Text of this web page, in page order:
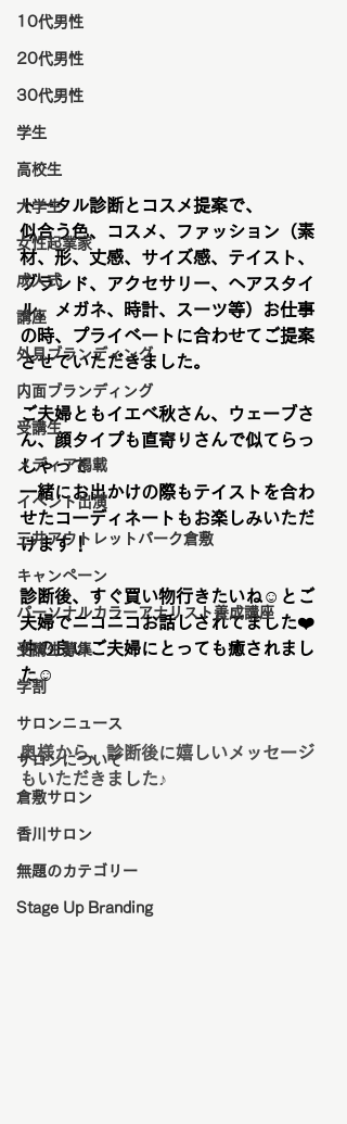
10代男性
20代男性
30代男性
学生
高校生
大学生
女性起業家
成人式
講座
外見ブランディング
内面ブランディング
受講生
メディア掲載
イベント出演
三井アウトレットパーク倉敷
キャンペーン
パーソナルカラーアナリスト養成講座
受講生募集
学割
サロンニュース
サロンについて
倉敷サロン
香川サロン
無題のカテゴリー
Stage Up Branding
トータル診断とコスメ提案で、
似合う色、コスメ、ファッション（素
材、形、丈感、サイズ感、テイスト、
ブランド、アクセサリー、ヘアスタイ
ル、メガネ、時計、スーツ等）お仕事
の時、プライベートに合わせてご提案
させていただきました。
ご夫婦ともイエベ秋さん、ウェーブさ
ん、顔タイプも直寄りさんで似てらっ
しゃって
一緒にお出かけの際もテイストを合わ
せたコーディネートもお楽しみいただ
けます！
診断後、すぐ買い物行きたいね☺️とご
夫婦でニコニコお話しされてました❤️
仲の良いご夫婦にとっても癒されまし
た☺️
奥様から、診断後に嬉しいメッセージ
もいただきました♪